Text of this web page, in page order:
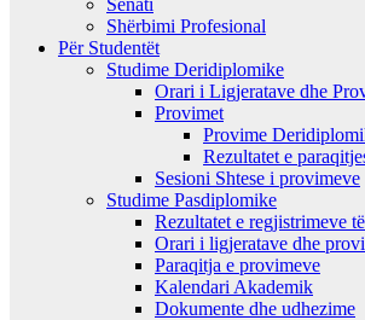
Senati
Shërbimi Profesional
Për Studentët
Studime Deridiplomike
Orari i Ligjeratave dhe
Provimet
Provime
Rezultatet e
Sesioni Shtese i provimeve
Studime Pasdiplomike
Rezultatet e regjistrimeve
Orari i ligjeratave dhe
Paraqitja e provimeve
Kalendari Akademik
Dokumente dhe udhezime